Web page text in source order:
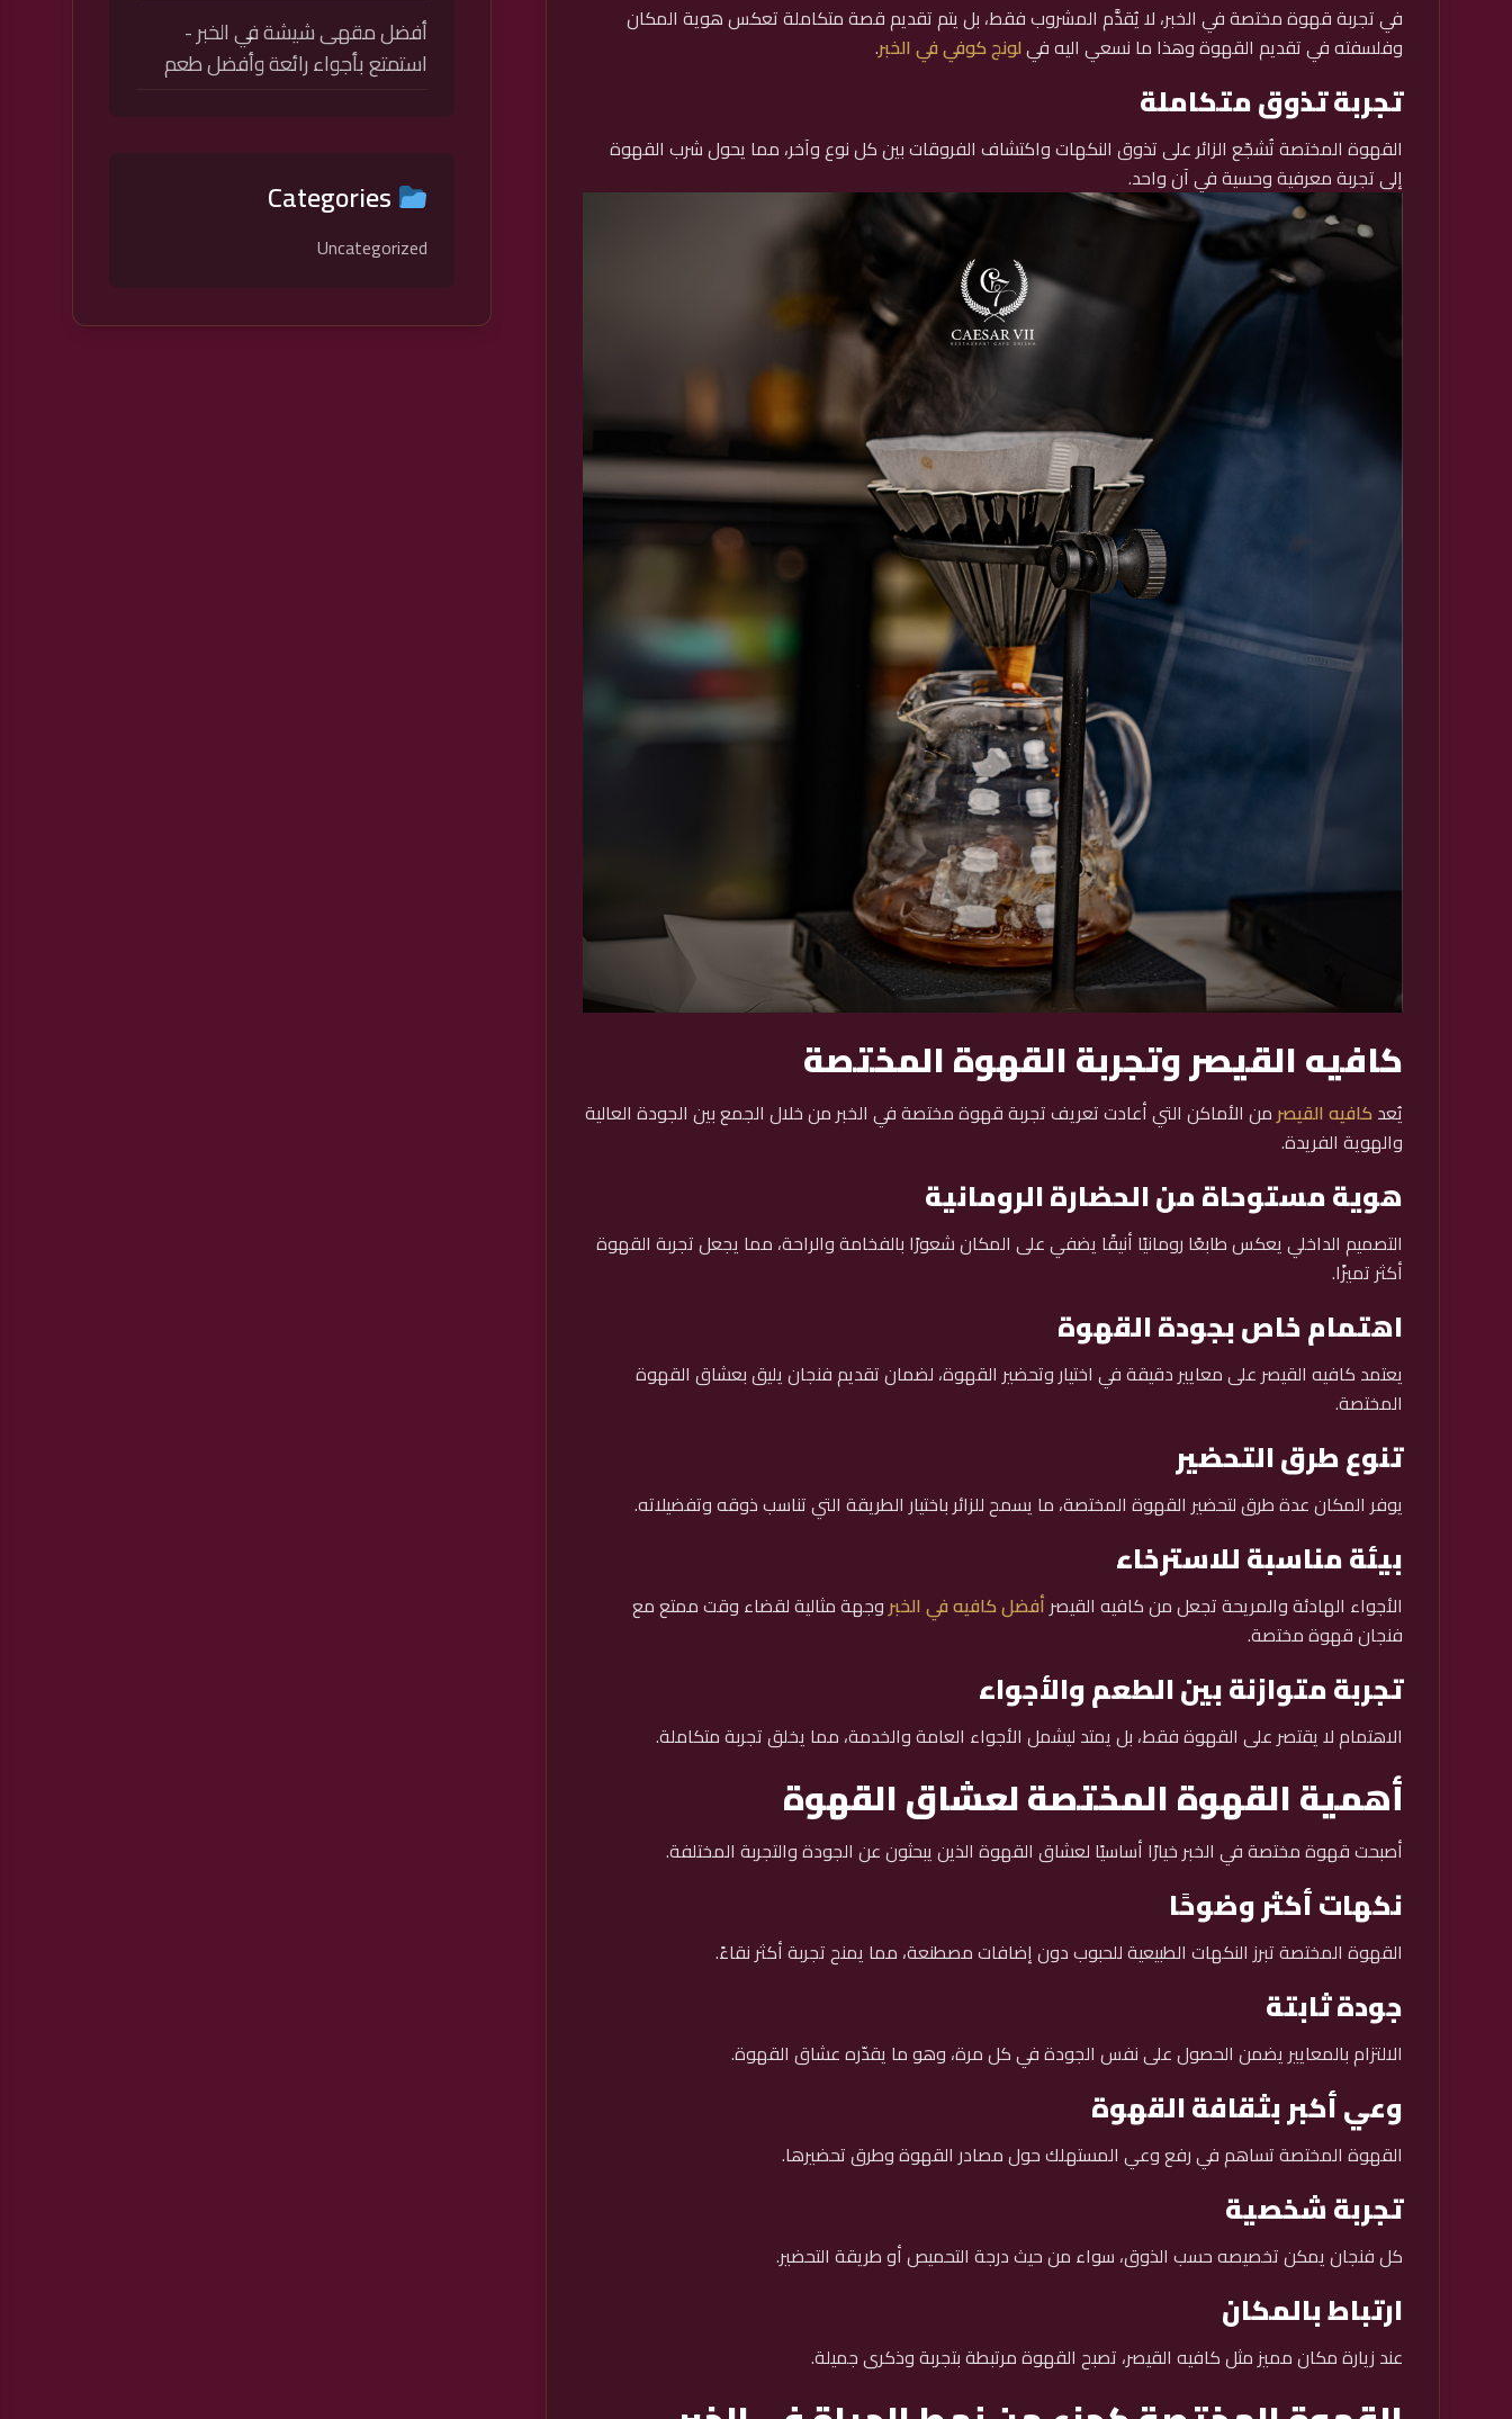
في تجربة قهوة مختصة في الخبر، لا يُقدَّم المشروب فقط، بل يتم تقديم قصة متكاملة تعكس هوية المكان
وفلسفته في تقديم القهوة وهذا ما نسعي اليه فيلونج كوفي في الخبر.
تجربة تذوق متكاملة
القهوة المختصة تُشجّع الزائر على تذوق النكهات واكتشاف الفروقات بين كل نوع وآخر، مما يحول شرب القهوة
إلى تجربة معرفية وحسية في آن واحد.
كافيه القيصر وتجربة القهوة المختصة
يُعد كافيه القيصرمن الأماكن التي أعادت تعريف تجربة قهوة مختصة في الخبر من خلال الجمع بين الجودة العالية
والهوية الفريدة.
هوية مستوحاة من الحضارة الرومانية
التصميم الداخلي يعكس طابعًا رومانيًا أنيقًا يضفي على المكان شعورًا بالفخامة والراحة، مما يجعل تجربة القهوة
أكثر تميزًا.
اهتمام خاص بجودة القهوة
يعتمد كافيه القيصر على معايير دقيقة في اختيار وتحضير القهوة، لضمان تقديم فنجان يليق بعشاق القهوة
المختصة.
تنوع طرق التحضير
يوفر المكان عدة طرق لتحضير القهوة المختصة، ما يسمح للزائر باختيار الطريقة التي تناسب ذوقه وتفضيلاته.
بيئة مناسبة للاسترخاء
الأجواء الهادئة والمريحة تجعل من كافيه القيصر أفضل كافيه في الخبروجهة مثالية لقضاء وقت ممتع مع
فنجان قهوة مختصة.
تجربة متوازنة بين الطعم والأجواء
الاهتمام لا يقتصر على القهوة فقط، بل يمتد ليشمل الأجواء العامة والخدمة، مما يخلق تجربة متكاملة.
أهمية القهوة المختصة لعشاق القهوة
أصبحت قهوة مختصة في الخبر خيارًا أساسيًا لعشاق القهوة الذين يبحثون عن الجودة والتجربة المختلفة.
نكهات أكثر وضوحًا
القهوة المختصة تبرز النكهات الطبيعية للحبوب دون إضافات مصطنعة، مما يمنح تجربة أكثر نقاءً.
جودة ثابتة
الالتزام بالمعايير يضمن الحصول على نفس الجودة في كل مرة، وهو ما يقدّره عشاق القهوة.
وعي أكبر بثقافة القهوة
القهوة المختصة تساهم في رفع وعي المستهلك حول مصادر القهوة وطرق تحضيرها.
تجربة شخصية
كل فنجان يمكن تخصيصه حسب الذوق، سواء من حيث درجة التحميص أو طريقة التحضير.
ارتباط بالمكان
عند زيارة مكان مميز مثل كافيه القيصر، تصبح القهوة مرتبطة بتجربة وذكرى جميلة.
أفضل مقهى شيشة في الخبر -
استمتع بأجواء رائعة وأفضل طعم
Uncategorized